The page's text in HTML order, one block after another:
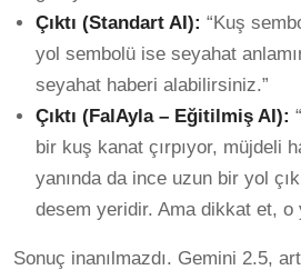
Çıktı (Standart AI): “Kuş
yol sembolü ise seyahat
seyahat haberi alabilirsiniz.”
Çıktı (FalAyla – Eğitilmiş AI):
bir kuş kanat çırpıyor, müjdeli
yanında da ince uzun bir yol
desem yeridir. Ama dikkat et, o
Sonuç inanılmazdı. Gemini 2.5,